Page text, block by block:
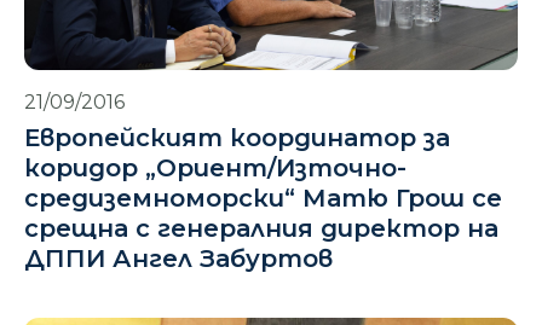
21/09/2016
Европейският координатор за
коридор „Ориент/Източно-
средиземноморски“ Матю Грош се
срещна с генералния директор на
ДППИ Ангел Забуртов